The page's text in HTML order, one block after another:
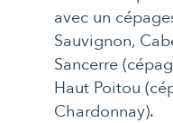
avec un
Sauvignon,
Sancerre
Haut Poitou
Chardonnay).